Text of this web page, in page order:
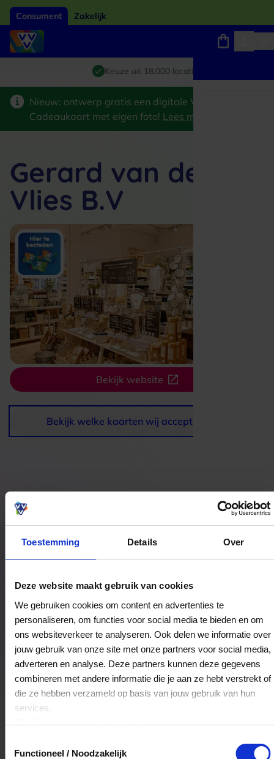
Toestemming Details Over
Deze website maakt gebruik van cookies
We gebruiken cookies om content en advertenties te
personaliseren, om functies voor social media te bieden en om
ons websiteverkeer te analyseren. Ook delen we informatie over
jouw gebruik van onze site met onze partners voor social media,
adverteren en analyse. Deze partners kunnen deze gegevens
combineren met andere informatie die je aan ze hebt verstrekt of
die ze hebben verzameld op basis van jouw gebruik van hun
services.
Klikhiervoor ons cookiebeleid.
Functioneel / Noodzakelijk
Consument Zakelijk
Giftcard van het jaar 2026
Keuze uit 18.000 locaties
Winkels, webshops en uitjes
Nieuw: ontwerp gratis een digitale VVV
Cadeaukaart met eigen foto! Lees meer
Bekijk website
Gerard van der
Vlies B.V
Bekijk welke kaarten wij accepteren
Bestedingslocaties
Gerard van der Vlies B.V
Groenelaan 85-89
3114CC Schiedam
Veelgestelde Vragen
Kan ik het saldo in delen besteden?